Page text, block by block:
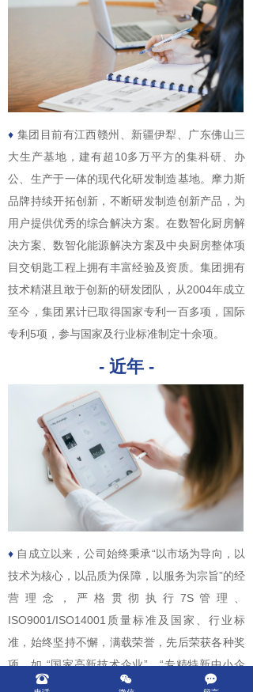
♦ 集团目前有江西赣州、新疆伊犁、广东佛山三
大生产基地，建有超10多万平方的集科研、办
公、生产于一体的现代化研发制造基地。摩力斯
品牌持续开拓创新，不断研发制造创新产品，为
用户提供优秀的综合解决方案。在数智化厨房解
决方案、数智化能源解决方案及中央厨房整体项
目交钥匙工程上拥有丰富经验及资质。集团拥有
技术精湛且敢于创新的研发团队，从2004年成立
至今，集团累计已取得国家专利一百多项，国际
专利5项，参与国家及行业标准制定十余项。
♦ 自成立以来，公司始终秉承“以市场为导向，以
技术为核心，以品质为保障，以服务为宗旨”的经
营理念，严格贯彻执行7S管理、
ISO9001/ISO14001质量标准及国家、行业标
准，始终坚持不懈，满载荣誉，先后荣获各种奖
项，如 “国家高新技术企业”、“专精特新中小企
业”、“技术创新中心”、“江西名牌产品”、“安全生
- 近年 -
뀰 너 끁